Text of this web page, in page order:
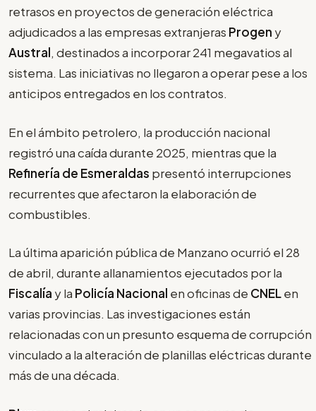
retrasos en proyectos de generación eléctrica
adjudicados a las empresas extranjeras Progen y
Austral, destinados a incorporar 241 megavatios al
sistema. Las iniciativas no llegaron a operar pese a los
anticipos entregados en los contratos.
En el ámbito petrolero, la producción nacional
registró una caída durante 2025, mientras que la
Refinería de Esmeraldas presentó interrupciones
recurrentes que afectaron la elaboración de
combustibles.
La última aparición pública de Manzano ocurrió el 28
de abril, durante allanamientos ejecutados por la
Fiscalía y la Policía Nacional en oficinas de CNELen
varias provincias. Las investigaciones están
relacionadas con un presunto esquema de corrupción
vinculado a la alteración de planillas eléctricas durante
más de una década.